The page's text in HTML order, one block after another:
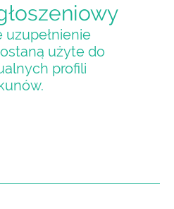
uzupełnienie
użyte do
profili